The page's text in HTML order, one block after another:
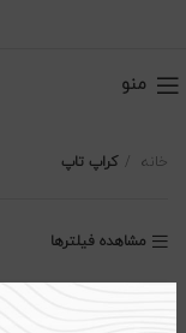
منو
خانه کراپ تاپ
مشاهده فیلترها